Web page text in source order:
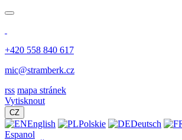
+420 558 840 617
mic@stramberk.cz
rss mapa stránek
Vytisknout
CZ
English Polskie Deutsch
Espanol